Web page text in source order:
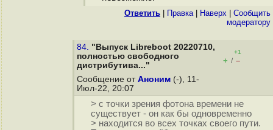
Ответить Правка| Наверх
Cообщить
модератору
84. "Выпуск Libreboot 20220710,
полностью свободного
дистрибутива..."
+1
+ / –
Сообщение от Аноним (-), 11-
Июл-22, 20:07
> с точки зрения фотона времени не
существует - он как бы одновременно
> находится во всех точках своего пути.